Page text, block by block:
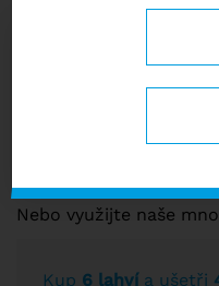
Kč
Nebo využijte naše
Kup 6 lahvía ušetři